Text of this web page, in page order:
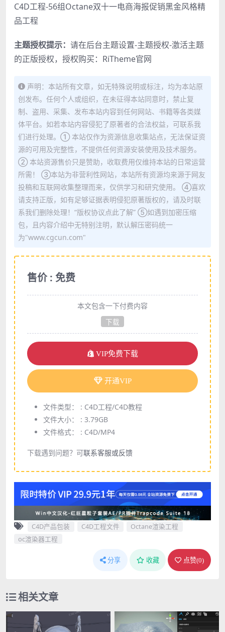
C4D工程-56组Octane双十一电商海报促销黑金风格精
品工程
主题授权提示： 请在后台主题设置-主题授权-激活主题
的正版授权，授权购买： RiTheme官网
声明：本站所有文章，如无特殊说明或标注，均为本站原
创发布。任何个人或组织，在未征得本站同意时，禁止复
制、盗用、采集、发布本站内容到任何网站、书籍等各类媒
体平台。如若本站内容侵犯了原著者的合法权益，可联系我
们进行处理。① 本站仅作为资源信息收集站点，无法保证资
源的可用及完整性，不提供任何资源安装使用及技术服务。
② 本站资源售价只是赞助，收取费用仅维持本站的日常运营
所需！ ③本站为非营利性网站，本站所有资源均来源于网友
投稿和互联网收集整理而来，仅供学习和研究使用。 ④喜欢
请支持正版，如有足够证据表明侵犯原著版权的，请及时联
系我们删除处理！“版权协议点此了解” ⑤如遇到加密压缩
包，且内容介绍中无特别注明，默认解压密码统一
为"www.cgcun.com"
售价 : 免费
本文包含一下付费内容
下载
VIP免费下载
开通VIP
文件类型： : C4D工程/C4D教程
文件大小： : 3.79GB
文件格式： : C4D/MP4
下载遇到问题？可联系客服或反馈
C4D产品包装 C4D工程文件
Octane渲染工程
oc渲染器工程
分享 收藏 点赞(0)
相关文章